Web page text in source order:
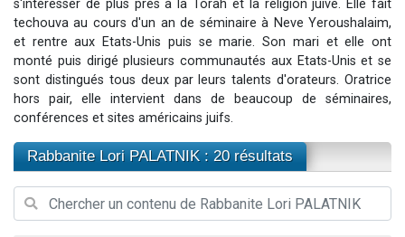
13 personnes viennent de demander une bénédiction
30 personnes viennent de faire un don pour Sauvez la jambe de Yohan
Il reste 49 places pour étudier en groupe sur Zoom
12 nouvelles musiques dans Torah-Box Music
s'intéresser de plus près à la Torah et la religion juive. Elle fait
techouva au cours d'un an de séminaire à Neve Yeroushalaim,
et rentre aux Etats-Unis puis se marie. Son mari et elle ont
monté puis dirigé plusieurs communautés aux Etats-Unis et se
sont distingués tous deux par leurs talents d'orateurs. Oratrice
hors pair, elle intervient dans de beaucoup de séminaires,
conférences et sites américains juifs.
Rabbanite Lori PALATNIK : 20 résultats